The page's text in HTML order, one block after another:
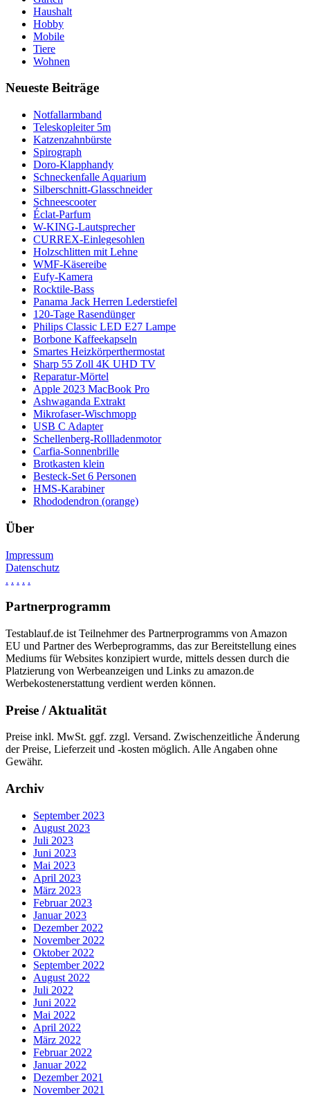
Haushalt
Hobby
Mobile
Tiere
Wohnen
Neueste Beiträge
Notfallarmband
Teleskopleiter 5m
Katzenzahnbürste
Spirograph
Doro-Klapphandy
Schneckenfalle Aquarium
Silberschnitt-Glasschneider
Schneescooter
Éclat-Parfum
W-KING-Lautsprecher
CURREX-Einlegesohlen
Holzschlitten mit Lehne
WMF-Käsereibe
Eufy-Kamera
Rocktile-Bass
Panama Jack Herren Lederstiefel
120-Tage Rasendünger
Philips Classic LED E27 Lampe
Borbone Kaffeekapseln
Smartes Heizkörperthermostat
Sharp 55 Zoll 4K UHD TV
Reparatur-Mörtel
Apple 2023 MacBook Pro
Ashwaganda Extrakt
Mikrofaser-Wischmopp
USB C Adapter
Schellenberg-Rollladenmotor
Carfia-Sonnenbrille
Brotkasten klein
Besteck-Set 6 Personen
HMS-Karabiner
Rhododendron (orange)
Über
Impressum
Datenschutz
. . . . .
Partnerprogramm
Testablauf.de ist Teilnehmer des Partnerprogramms von Amazon
EU und Partner des Werbeprogramms, das zur Bereitstellung eines
Mediums für Websites konzipiert wurde, mittels dessen durch die
Platzierung von Werbeanzeigen und Links zu amazon.de
Werbekostenerstattung verdient werden können.
Preise / Aktualität
Preise inkl. MwSt. ggf. zzgl. Versand. Zwischenzeitliche Änderung
der Preise, Lieferzeit und -kosten möglich. Alle Angaben ohne
Gewähr.
Archiv
September 2023
August 2023
Juli 2023
Juni 2023
Mai 2023
April 2023
März 2023
Februar 2023
Januar 2023
Dezember 2022
November 2022
Oktober 2022
September 2022
August 2022
Juli 2022
Juni 2022
Mai 2022
April 2022
März 2022
Februar 2022
Januar 2022
Dezember 2021
November 2021